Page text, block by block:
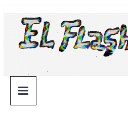
contenido
¯\_(ツ)_/
¯